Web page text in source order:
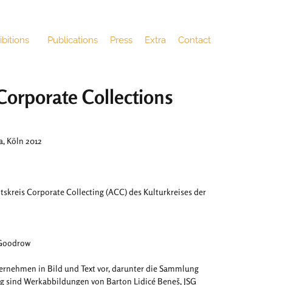
Publications Press Extra Contact
Collections
Köln 2012
Corporate Collecting (ACC) des Kulturkreises der
in Bild und Text vor, darunter die Sammlung
Werkabbildungen von Barton Lidicé Beneš, JSG